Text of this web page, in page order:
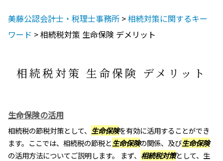
美藤公認会計士・税理士事務所 >相続対策に関するキー
ワード >相続税対策 生命保険 デメリット
相続税対策 生命保険 デメリット
生命保険の活用
相続税の節税対策として、 生命保険を有効に活用することができ
ます。ここでは、相続税の節税と生命保険の関係、及び生命保険
の活用方法についてご説明します。 まず、 相続税対策として、生